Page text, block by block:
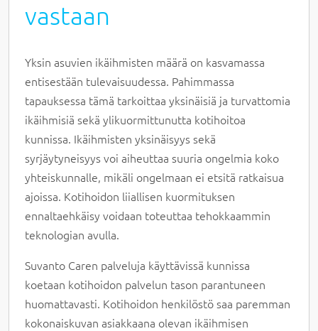
vastaan
Yksin asuvien ikäihmisten määrä on kasvamassa
entisestään tulevaisuudessa. Pahimmassa
tapauksessa tämä tarkoittaa yksinäisiä ja turvattomia
ikäihmisiä sekä ylikuormittunutta kotihoitoa
kunnissa. Ikäihmisten yksinäisyys sekä
syrjäytyneisyys voi aiheuttaa suuria ongelmia koko
yhteiskunnalle, mikäli ongelmaan ei etsitä ratkaisua
ajoissa. Kotihoidon liiallisen kuormituksen
ennaltaehkäisy voidaan toteuttaa tehokkaammin
teknologian avulla.
Suvanto Caren palveluja käyttävissä kunnissa
koetaan kotihoidon palvelun tason parantuneen
huomattavasti. Kotihoidon henkilöstö saa paremman
kokonaiskuvan asiakkaana olevan ikäihmisen